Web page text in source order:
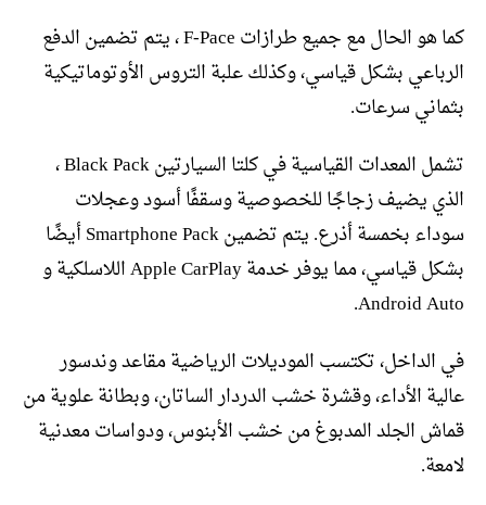
كما هو الحال مع جميع طرازات F-Pace ، يتم تضمين الدفع
الرباعي بشكل قياسي، وكذلك علبة التروس الأوتوماتيكية
بثماني سرعات.
تشمل المعدات القياسية في كلتا السيارتين Black Pack ،
الذي يضيف زجاجًا للخصوصية وسقفًا أسود وعجلات
سوداء بخمسة أذرع. يتم تضمين Smartphone Pack أيضًا
بشكل قياسي، مما يوفر خدمة Apple CarPlay اللاسلكية و
Android Auto.
في الداخل، تكتسب الموديلات الرياضية مقاعد وندسور
عالية الأداء، وقشرة خشب الدردار الساتان، وبطانة علوية من
قماش الجلد المدبوغ من خشب الأبنوس، ودواسات معدنية
لامعة.